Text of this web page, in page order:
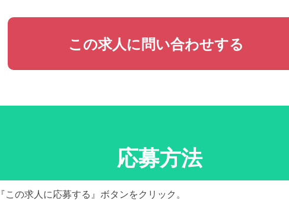
この求人に問い合わせする
応募方法
『この求人に応募する』ボタンをクリック。